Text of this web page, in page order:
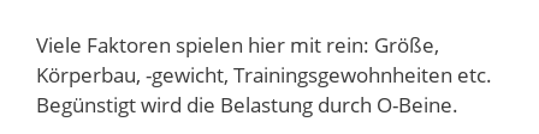
Viele Faktoren spielen hier mit rein: Größe,
Körperbau, -gewicht, Trainingsgewohnheiten etc.
Begünstigt wird die Belastung durch O-Beine.